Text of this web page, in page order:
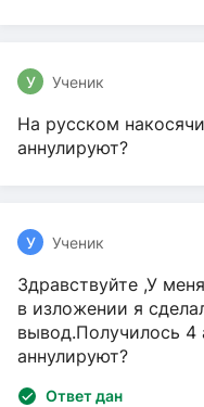
У Ученик
На русском
аннулируют?
У Ученик
Здравствуйте ,У
в изложении я
вывод.Получилось 4
аннулируют?
Ответ дан